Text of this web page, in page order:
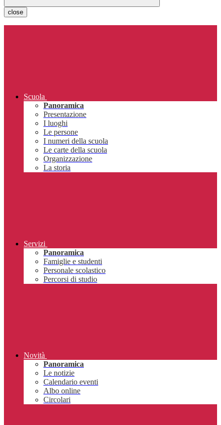
close
Scuola
Panoramica
Presentazione
I luoghi
Le persone
I numeri della scuola
Le carte della scuola
Organizzazione
La storia
Servizi
Panoramica
Famiglie e studenti
Personale scolastico
Percorsi di studio
Novità
Panoramica
Le notizie
Calendario eventi
Albo online
Circolari